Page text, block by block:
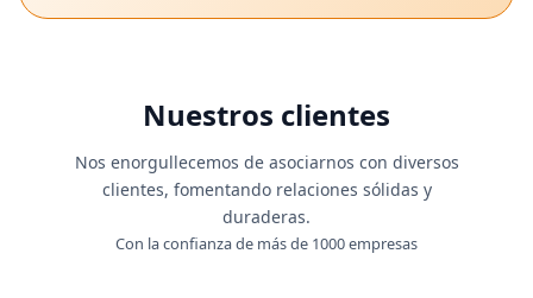
Nuestros clientes
Nos enorgullecemos de asociarnos con diversos
clientes, fomentando relaciones sólidas y
duraderas.
Con la confianza de más de 1000 empresas